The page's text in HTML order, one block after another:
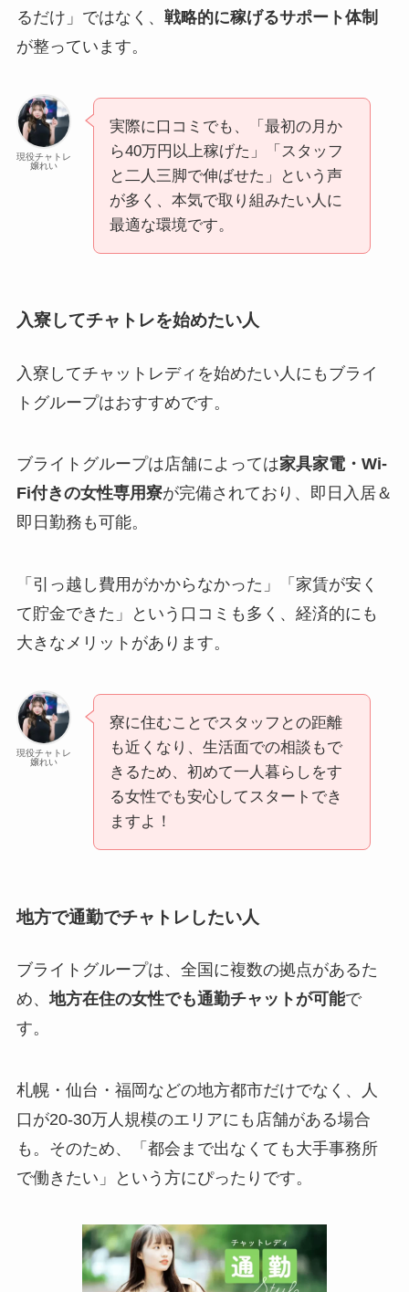
るだけ」ではなく、 戦略的に稼げるサポート体制
が整っています。
現役チャトレ
嬢れい
実際に口コミでも、「最初の月か
ら40万円以上稼げた」「スタッフ
と二人三脚で伸ばせた」という声
が多く、本気で取り組みたい人に
最適な環境です。
入寮してチャトレを始めたい人
入寮してチャットレディを始めたい人にもブライ
トグループはおすすめです。
ブライトグループは店舗によっては家具家電・Wi-
Fi付きの女性専用寮が完備されており、即日入居＆
即日勤務も可能。
「引っ越し費用がかからなかった」「家賃が安く
て貯金できた」という口コミも多く、経済的にも
大きなメリットがあります。
現役チャトレ
嬢れい
寮に住むことでスタッフとの距離
も近くなり、生活面での相談もで
きるため、初めて一人暮らしをす
る女性でも安心してスタートでき
ますよ！
地方で通勤でチャトレしたい人
ブライトグループは、全国に複数の拠点があるた
め、地方在住の女性でも通勤チャットが可能で
す。
札幌・仙台・福岡などの地方都市だけでなく、人
口が20-30万人規模のエリアにも店舗がある場合
も。そのため、「都会まで出なくても大手事務所
で働きたい」という方にぴったりです。